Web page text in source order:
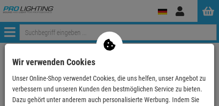
Anmelden
Menü
Weiter einkaufen ProLighting
Wir verwenden Cookies
Unser Online-Shop verwendet Cookies, die uns helfen, unser Angebot zu
verbessern und unseren Kunden den bestmöglichen Service zu bieten.
Dazu gehört unter anderem auch personalisierte Werbung. Indem Sie